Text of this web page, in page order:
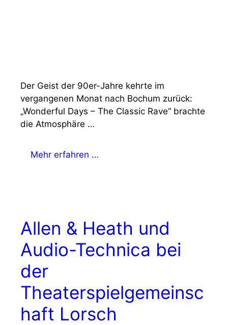
Der Geist der 90er-Jahre kehrte im
vergangenen Monat nach Bochum zurück:
„Wonderful Days – The Classic Rave“ brachte
die Atmosphäre …
Mehr erfahren …
Allen & Heath und
Audio-Technica bei
der
Theaterspielgemeinsc
haft Lorsch